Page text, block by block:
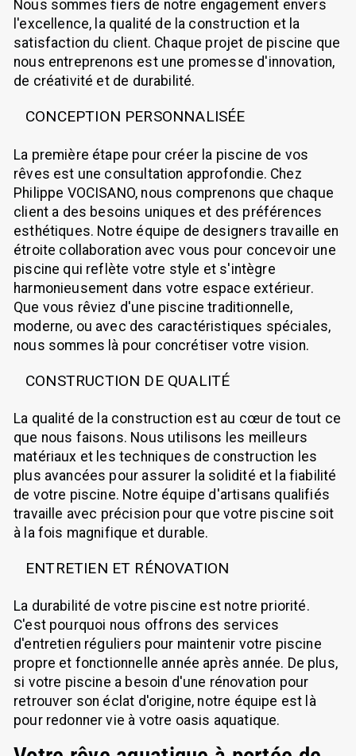
Nous sommes fiers de notre engagement envers
l'excellence, la qualité de la construction et la
satisfaction du client. Chaque projet de piscine que
nous entreprenons est une promesse d'innovation,
de créativité et de durabilité.
CONCEPTION PERSONNALISÉE
La première étape pour créer la piscine de vos
rêves est une consultation approfondie. Chez
Philippe VOCISANO, nous comprenons que chaque
client a des besoins uniques et des préférences
esthétiques. Notre équipe de designers travaille en
étroite collaboration avec vous pour concevoir une
piscine qui reflète votre style et s'intègre
harmonieusement dans votre espace extérieur.
Que vous rêviez d'une piscine traditionnelle,
moderne, ou avec des caractéristiques spéciales,
nous sommes là pour concrétiser votre vision.
CONSTRUCTION DE QUALITÉ
La qualité de la construction est au cœur de tout ce
que nous faisons. Nous utilisons les meilleurs
matériaux et les techniques de construction les
plus avancées pour assurer la solidité et la fiabilité
de votre piscine. Notre équipe d'artisans qualifiés
travaille avec précision pour que votre piscine soit
à la fois magnifique et durable.
ENTRETIEN ET RÉNOVATION
La durabilité de votre piscine est notre priorité.
C'est pourquoi nous offrons des services
d'entretien réguliers pour maintenir votre piscine
propre et fonctionnelle année après année. De plus,
si votre piscine a besoin d'une rénovation pour
retrouver son éclat d'origine, notre équipe est là
pour redonner vie à votre oasis aquatique.